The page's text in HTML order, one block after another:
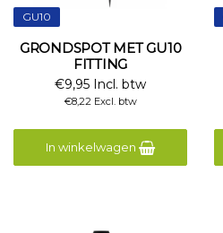
GU10
GRONDSPOT MET GU10
FITTING
€9,95 Incl. btw
€8,22 Excl. btw
In winkelwagen